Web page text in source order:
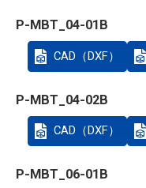
P-MBT_04-01B
CAD（DXF）
P-MBT_04-02B
CAD（DXF）
P-MBT_06-01B